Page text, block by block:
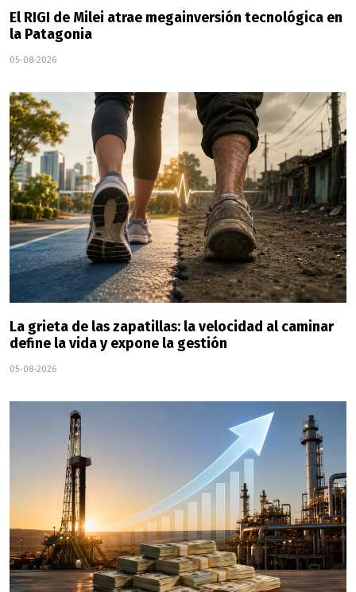
El RIGI de Milei atrae megainversión tecnológica en
la Patagonia
05-08-2026
La grieta de las zapatillas: la velocidad al caminar
define la vida y expone la gestión
05-08-2026